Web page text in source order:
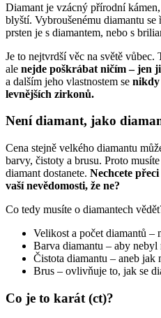
Diamant je vzácný přírodní
blyští. Vybroušenému diamantu
prsten je s diamantem, nebo s
Je to nejtvrdší věc na světě vůbec.
ale nejde poškrábat ničím – jen
a dalším jeho vlastnostem se nikdy
levnějších zirkonů.
Není diamant, jako
Cena stejně velkého diamantu
barvy, čistoty a brusu. Proto
diamant dostanete. Nechcete
vaší nevědomosti, že ne?
Co tedy musíte o diamantech
Velikost a počet diamantů –
Barva diamantu – aby nebyl
Čistota diamantu – aneb jak
Brus – ovlivňuje to, jak se
Co je to karát (ct)?